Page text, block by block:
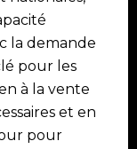
la demande
pour les
à la vente
et en
pour